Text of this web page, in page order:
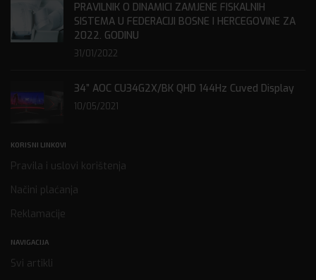
PRAVILNIK O DINAMICI ZAMJENE FISKALNIH
SISTEMA U FEDERACIJI BOSNE I HERCEGOVINE ZA
2022. GODINU
31/01/2022
34” AOC CU34G2X/BK QHD 144Hz Cuved Display
10/05/2021
KORISNI LINKOVI
Pravila i uslovi korištenja
Načini plaćanja
Reklamacije
NAVIGACIJA
Svi artikli